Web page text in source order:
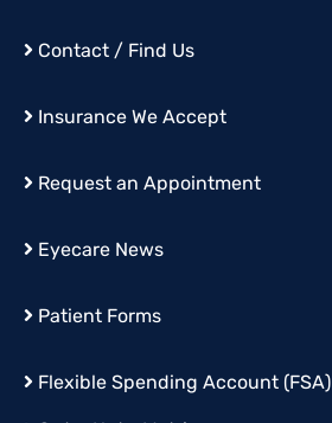
Contact / Find Us
Insurance We Accept
Request an Appointment
Eyecare News
Patient Forms
Flexible Spending Account (FSA)